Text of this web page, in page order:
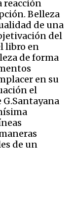
reacción
Belleza
de una
del
libro en
de forma
en su
el
de un